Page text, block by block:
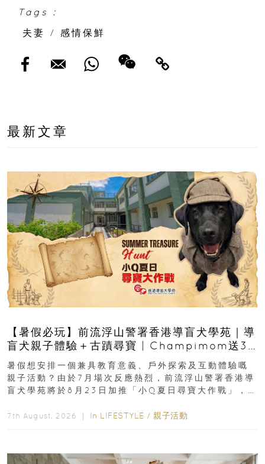
Tags :
夫妻
/ 感情保鮮
最新文章
【暑假必玩】前流浮山警署香港導盲犬學苑｜導
盲犬親子體驗＋古蹟尋寶 | Champimom送3
組免費名額
暑假想安排一個兼具教育意義、戶外探索及互動體驗嘅
親子活動？由於7月場次反應熱烈，前流浮山警署香港導
盲犬學苑將於8月23日加推「小Q夏日尋寶大作戰」，家
7th August, 2026 ｜ In LIFESTYLE / 親子活動